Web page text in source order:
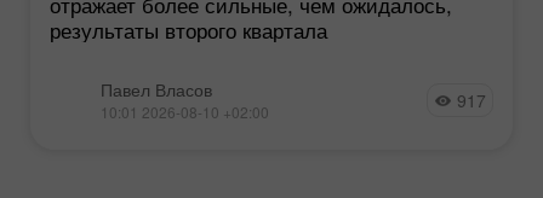
результаты второго квартала
Павел Власов
10:01 2026-08-10 +02:00 917